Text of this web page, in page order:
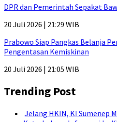
DPR dan Pemerintah Sepakat
20 Juli 2026 | 21:29 WIB
Prabowo Siap Pangkas Belanja
Pengentasan Kemiskinan
20 Juli 2026 | 21:05 WIB
Trending Post
Jelang HKIN, KI Sumenep